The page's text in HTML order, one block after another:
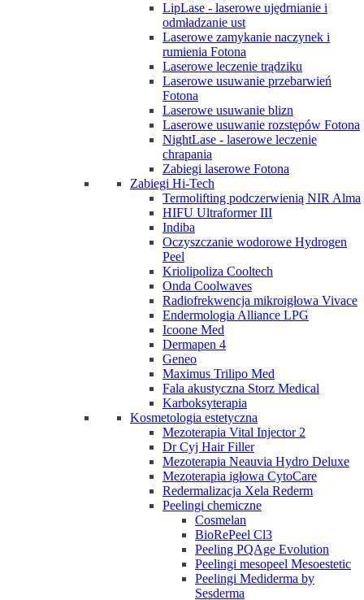
LipLase - laserowe ujędrnianie i
odmładzanie ust
Laserowe zamykanie naczynek i
rumienia Fotona
Laserowe leczenie trądziku
Laserowe usuwanie przebarwień
Fotona
Laserowe usuwanie blizn
Laserowe usuwanie rozstępów Fotona
NightLase - laserowe leczenie
chrapania
Zabiegi laserowe Fotona
Zabiegi Hi-Tech
Termolifting podczerwienią NIR Alma
HIFU Ultraformer III
Indiba
Oczyszczanie wodorowe Hydrogen
Peel
Kriolipoliza Cooltech
Onda Coolwaves
Radiofrekwencja mikroigłowa Vivace
Endermologia Alliance LPG
Icoone Med
Dermapen 4
Geneo
Maximus Trilipo Med
Fala akustyczna Storz Medical
Karboksyterapia
Kosmetologia estetyczna
Mezoterapia Vital Injector 2
Dr Cyj Hair Filler
Mezoterapia Neauvia Hydro Deluxe
Mezoterapia igłowa CytoCare
Redermalizacja Xela Rederm
Peelingi chemiczne
Cosmelan
BioRePeel Cl3
Peeling PQAge Evolution
Peelingi mesopeel Mesoestetic
Peelingi Mediderma by
Sesderma